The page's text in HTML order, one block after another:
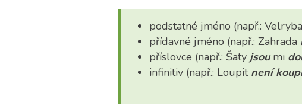
podstatné jméno (např.: Velryba
přídavné jméno (např.: Zahrada
příslovce (např.: Šaty jsoumi
infinitiv (např.: Loupit není